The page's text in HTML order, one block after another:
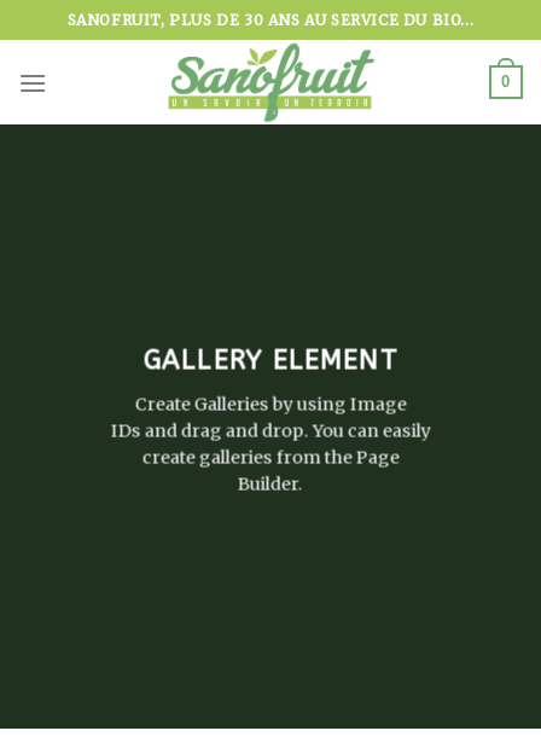
to
content
SANOFRUIT, PLUS DE 30 ANS AU SERVICE DU BIO...
0
GALLERY ELEMENT
Create Galleries by using Image
IDs and drag and drop. You can easily
create galleries from the Page
Builder.